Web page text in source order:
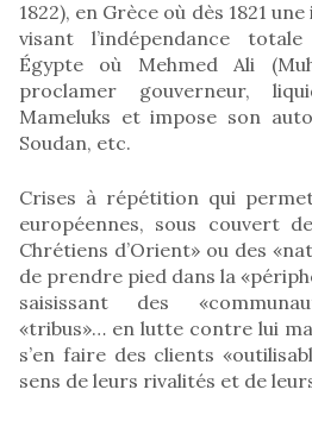
1822), en Grèce où dès 1821
visant l’indépendance
Égypte où Mehmed Ali
proclamer gouverneur,
Mameluks et impose son
Soudan, etc.
Crises à répétition qui
européennes, sous couvert
Chrétiens d’Orient» ou des
de prendre pied dans la
saisissant des
«tribus»… en lutte contre lui
s’en faire des clients
sens de leurs rivalités et de